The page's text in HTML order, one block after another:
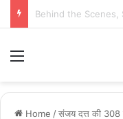
Home /संजय दत्त की 308